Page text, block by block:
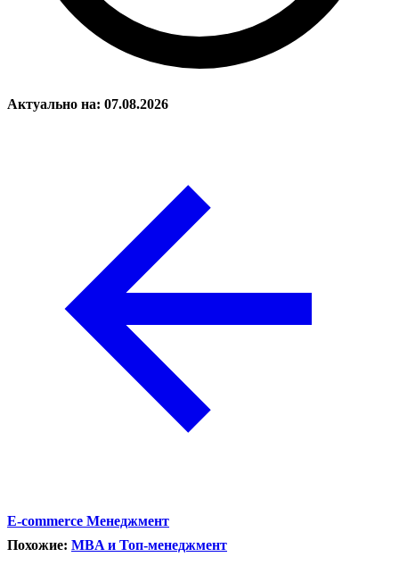
Актуально на: 07.08.2026
E-commerce Менеджмент
Похожие: MBA и Топ-менеджмент